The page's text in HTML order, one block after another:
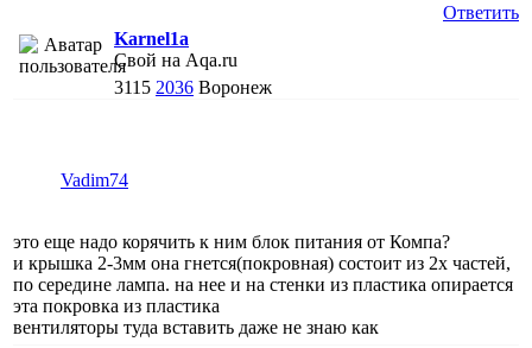
Ответить
Karnel1a
Свой на Aqa.ru
3115 2036 Воронеж
Vadim74
это еще надо корячить к ним блок питания от Компа?
и крышка 2-3мм она гнется(покровная) состоит из 2х частей,
по середине лампа. на нее и на стенки из пластика опирается
эта покровка из пластика
вентиляторы туда вставить даже не знаю как